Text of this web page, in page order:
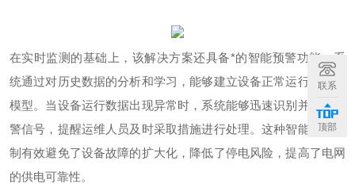
在实时监测的基础上，该解决方案还具备*的智能预警功能。系
统通过对历史数据的分析和学习，能够建立设备正常运行的数据
模型。当设备运行数据出现异常时，系统能够迅速识别并发出预
警信号，提醒运维人员及时采取措施进行处理。这种智能预警机
制有效避免了设备故障的扩大化，降低了停电风险，提高了电网
的供电可靠性。
联系
顶部